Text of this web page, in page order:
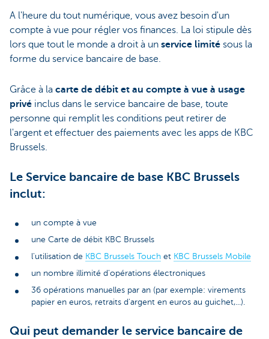
A l'heure du tout numérique, vous avez besoin d'un
compte à vue pour régler vos finances. La loi stipule dès
lors que tout le monde a droit à un service limité sous la
forme du service bancaire de base.
Grâce à la carte de débit et au compte à vue à usage
privé inclus dans le service bancaire de base, toute
personne qui remplit les conditions peut retirer de
l'argent et effectuer des paiements avec les apps de KBC
Brussels.
Le Service bancaire de base KBC Brussels
inclut:
un compte à vue
une Carte de débit KBC Brussels
l'utilisation de KBC Brussels Touch et KBC Brussels Mobile
un nombre illimité d'opérations électroniques
36 opérations manuelles par an (par exemple: virements
papier en euros, retraits d'argent en euros au guichet,...).
Qui peut demander le service bancaire de